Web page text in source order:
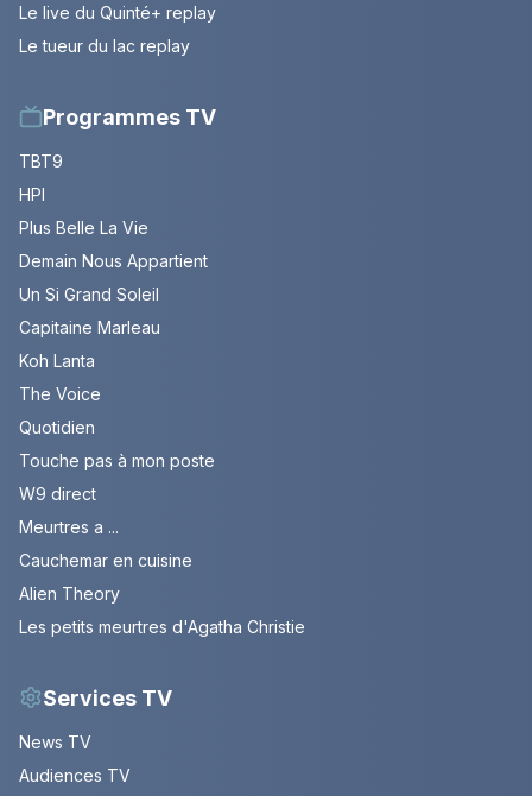
Le live du Quinté+ replay
Le tueur du lac replay
Programmes TV
TBT9
HPI
Plus Belle La Vie
Demain Nous Appartient
Un Si Grand Soleil
Capitaine Marleau
Koh Lanta
The Voice
Quotidien
Touche pas à mon poste
W9 direct
Meurtres a ...
Cauchemar en cuisine
Alien Theory
Les petits meurtres d'Agatha Christie
Services TV
News TV
Audiences TV